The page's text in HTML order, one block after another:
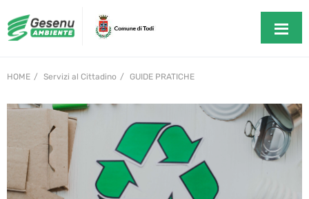
HOME Servizi al Cittadino GUIDE PRATICHE